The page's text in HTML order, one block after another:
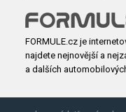
FORMULE.cz je
najdete nejnovější a
a dalších